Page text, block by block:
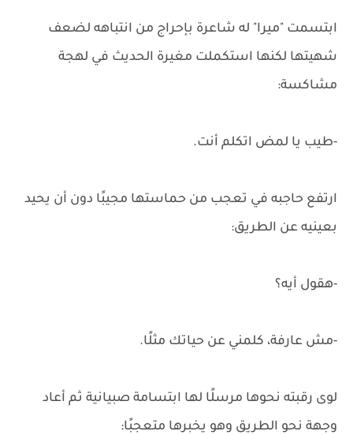
ابتسمت "ميرا" له شاعرة بإحراج من انتباهه لضعف
شهيتها لكنها استكملت مغيرة الحديث في لهجة
مشاكسة:
-طيب يا لمض اتكلم أنت.
ارتفع حاجبه في تعجب من حماستها مجيبًا دون أن يحيد
بعينيه عن الطريق:
-هقول أيه؟
-مش عارفة، كلمني عن حياتك مثلًا.
لوى رقبته نحوها مرسلًا لها ابتسامة صبيانية ثم أعاد
وجهة نحو الطريق وهو يخبرها متعجبًا: